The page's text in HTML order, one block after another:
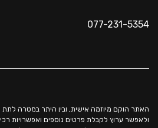
077-231-5354
האתר הוקם מיוזמה אישית, ובין היתר במטרה
ולאפשר ערוץ לקבלת פרטים נוספים ואפשרויות